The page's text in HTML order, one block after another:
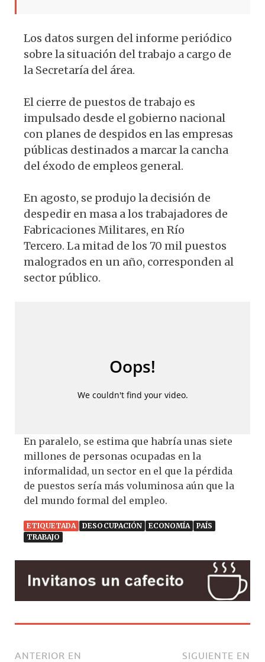
Los datos surgen del informe periódico
sobre la situación del trabajo a cargo de
la Secretaría del área.
El cierre de puestos de trabajo es
impulsado desde el gobierno nacional
con planes de despidos en las empresas
públicas destinados a marcar la cancha
del éxodo de empleos general.
En agosto, se produjo la decisión de
despedir en masa a los trabajadores de
Fabricaciones Militares, en Río
Tercero. La mitad de los 70 mil puestos
malogrados en un año, corresponden al
sector público.
En paralelo, se estima que habría unas siete
millones de personas ocupadas en la
informalidad, un sector en el que la pérdida
de puestos sería más voluminosa aún que la
del mundo formal del empleo.
ETIQUETADA DESOCUPACIÓN ECONOMÍA
PAÍS
TRABAJO
ANTERIOR EN
SIGUIENTE EN